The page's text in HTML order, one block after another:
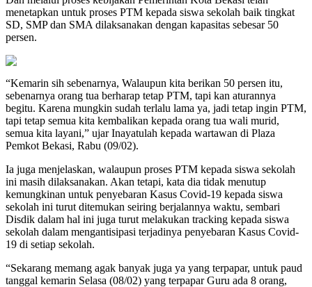
menetapkan untuk proses PTM kepada siswa sekolah baik tingkat
SD, SMP dan SMA dilaksanakan dengan kapasitas sebesar 50
persen.
“Kemarin sih sebenarnya, Walaupun kita berikan 50 persen itu,
sebenarnya orang tua berharap tetap PTM, tapi kan aturannya
begitu. Karena mungkin sudah terlalu lama ya, jadi tetap ingin PTM,
tapi tetap semua kita kembalikan kepada orang tua wali murid,
semua kita layani,” ujar Inayatulah kepada wartawan di Plaza
Pemkot Bekasi, Rabu (09/02).
Ia juga menjelaskan, walaupun proses PTM kepada siswa sekolah
ini masih dilaksanakan. Akan tetapi, kata dia tidak menutup
kemungkinan untuk penyebaran Kasus Covid-19 kepada siswa
sekolah ini turut ditemukan seiring berjalannya waktu, sembari
Disdik dalam hal ini juga turut melakukan tracking kepada siswa
sekolah dalam mengantisipasi terjadinya penyebaran Kasus Covid-
19 di setiap sekolah.
“Sekarang memang agak banyak juga ya yang terpapar, untuk paud
tanggal kemarin Selasa (08/02) yang terpapar Guru ada 8 orang,